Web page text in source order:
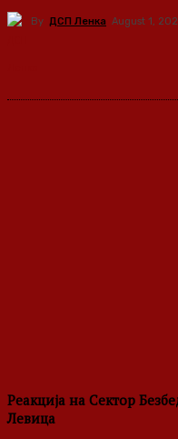
By ДСП Ленка August 1,
Реакција на Сектор
Левица